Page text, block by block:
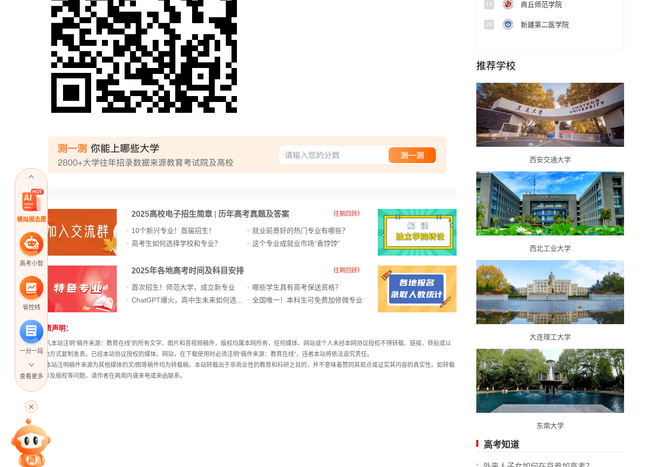
模拟报志愿
高考小智
省控线
一分一段
专家指导课
查看更多
2025高校电子招生简章 历年高考真题及答案 往期回顾》
10个新兴专业！首届招生！
高考生如何选择学校和专业？
就业前景好的热门专业有哪些？
这个专业成就业市场“香饽饽”​
2025年各地高考时间及科目安排 往期回顾》
首次招生！师范大学，成立新专业
哪些学生具有高考保送资格？
全国唯一！本科生可免费加修微专业
站
长
统
免责声明：
① 凡本站注明“稿件来源：教育在线”的所有文字、图片和音视频稿件，版权均属本网所有，任何媒体、网站或个人未经本网协议授权不得转载、链接、转贴或以
其他方式复制发表。已经本站协议授权的媒体、网站，在下载使用时必须注明“稿件来源：教育在线”，违者本站将依法追究责任。
② 本站注明稿件来源为其他媒体的文/图等稿件均为转载稿，本站转载出于非商业性的教育和科研之目的，并不意味着赞同其观点或证实其内容的真实性。如转载
稿涉及版权等问题，请作者在两周内速来电或来函联系。
19 商丘师范学院
20 新疆第二医学院
推荐学校
西安交通大学
西北工业大学
大连理工大学
东南大学
高考知道